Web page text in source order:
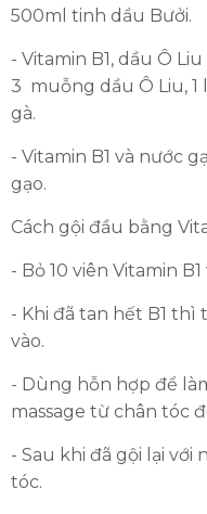
500ml tinh dầu Bưởi.
- Vitamin B1, dầu Ô
3 muỗng dầu Ô Liu,
gà.
- Vitamin B1 và nước
gạo.
Cách gội đầu bằng
- Bỏ 10 viên Vitamin
- Khi đã tan hết B1
vào.
- Dùng hỗn hợp để
massage từ chân tóc
- Sau khi đã gội lại
tóc.